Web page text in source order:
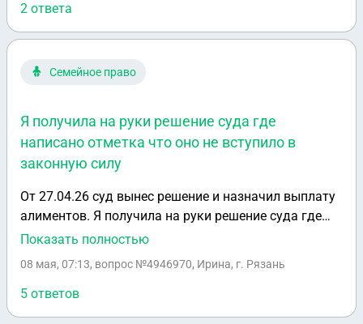
2 ответа
Семейное право
Я получила на руки решение суда где
написано отметка что оно не вступило в
законную силу
От 27.04.26 суд вынес решение и назначил выплату
алиментов. Я получила на руки решение суда где
написано отметка что оно не вступило в законную
лист.Когда я подала документы на единое пособие
и прикрепила решение суда, то в пособие отказали и
мотивировали тем что в копии решение суда стоит
Показать полностью
08 мая, 07:13, вопрос №4946970, Ирина, г. Рязань
5 ответов